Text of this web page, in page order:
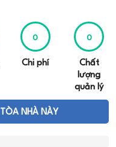
0
Chi phí
0
Chất
lượng
quản lý
NHÀ NÀY